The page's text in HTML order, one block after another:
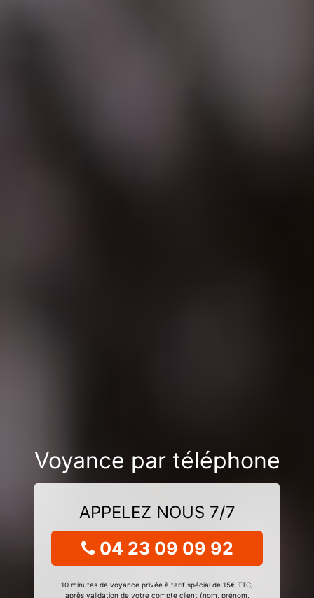
Voyance par téléphone
APPELEZ NOUS 7/7
04 23 09 09 92
10 minutes de voyance privée à tarif spécial de 15€ TTC,
après validation de votre compte client (nom, prénom,